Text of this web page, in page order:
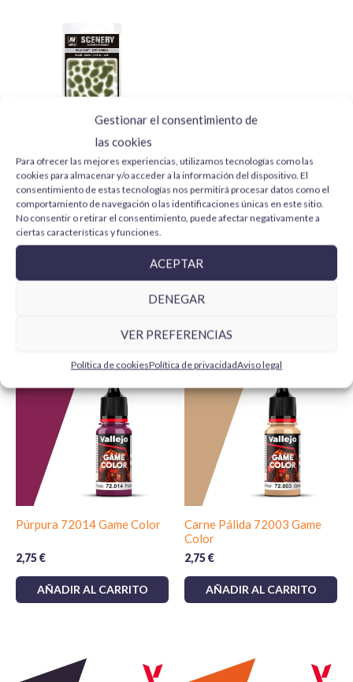
Gestionar el consentimiento de
las cookies
Para ofrecer las mejores experiencias, utilizamos tecnologías como las
cookies para almacenar y/o acceder a la información del dispositivo. El
consentimiento de estas tecnologías nos permitirá procesar datos como el
comportamiento de navegación o las identificaciones únicas en este sitio.
No consentir o retirar el consentimiento, puede afectar negativamente a
ciertas características y funciones.
ACEPTAR
DENEGAR
VER PREFERENCIAS
Política de cookiesPolítica de privacidadAviso legal
Wild Tuft Dry Green SC401
Vallejo Scenery
4,99€
AÑADIR AL CARRITO
Productos relacionados
Más vendido
Púrpura 72014 Game Color
2,75€
AÑADIR AL CARRITO
Carne Pálida 72003 Game
Color
2,75€
AÑADIR AL CARRITO